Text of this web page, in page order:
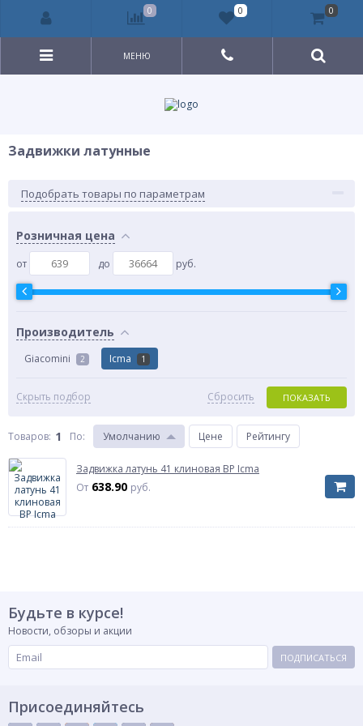
МЕНЮ
Задвижки латунные
Подобрать товары по параметрам
Розничная цена
от до руб.
Производитель
Giacomini 2 Icma 1
Скрыть подбор ПОКАЗАТЬ
Сбросить
Товаров: 1 По: Умолчанию Цене Рейтингу
Задвижка латунь 41 клиновая ВР Icma
От 638.90 руб.
Будьте в курсе!
Новости, обзоры и акции
ПОДПИСАТЬСЯ
Присоединяйтесь
0 0 0